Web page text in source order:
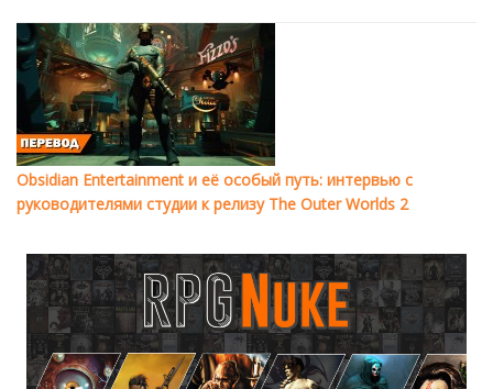
Obsidian Entertainment и её особый путь: интервью с
руководителями студии к релизу The Outer Worlds 2